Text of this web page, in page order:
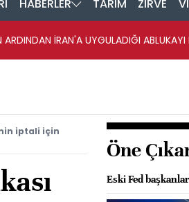
HABERLER TARIM ZİRVE
İRAN'A UYGULADIĞI ABLUKAYI
iptali için
Öne
Eski Fed